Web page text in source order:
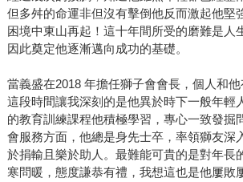
但多舛的命運非但沒有擊倒他反而激起他堅
困境中東山再起！這十年間所受的磨難是人
因此奠定他逐漸邁向成功的基礎。
當義盛在2018 年擔任獅子會會長，個人和他
這段時間讓我深刻的是他異於時下一般年輕
的教育訓練課程他積極學習，專心一致發掘
會服務方面，他總是身先士卒，率領獅友深
於捐輸且樂於助人。最難能可貴的是對年長
寒問暖，態度謙恭有禮，我想這也是他屢敗